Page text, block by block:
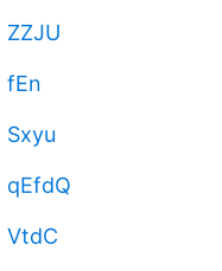
ZZJU
fEn
Sxyu
qEfdQ
VtdC